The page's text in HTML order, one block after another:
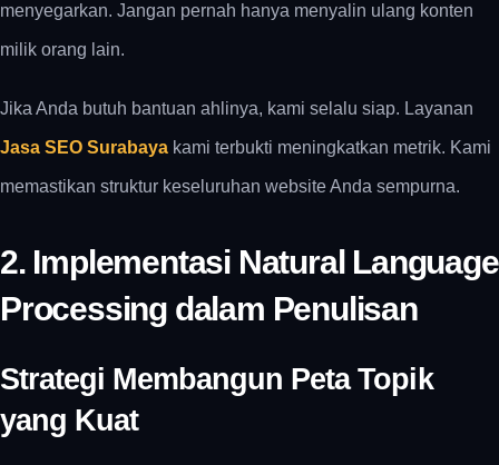
menyegarkan. Jangan pernah hanya menyalin ulang konten
milik orang lain.
Jika Anda butuh bantuan ahlinya, kami selalu siap. Layanan
Jasa SEO Surabaya kami terbukti meningkatkan metrik. Kami
memastikan struktur keseluruhan website Anda sempurna.
2. Implementasi Natural Language
Processing dalam Penulisan
Strategi Membangun Peta Topik
yang Kuat